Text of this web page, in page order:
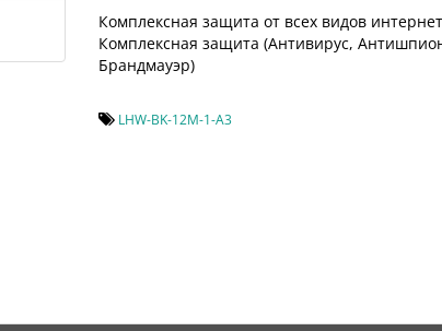
Комплексная защита от всех видов
Комплексная защита (Антивирус,
Брандмауэр)
LHW-BK-12M-1-A3